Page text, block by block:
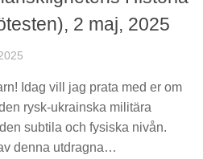
2 maj, 2025
Idag vill jag prata med er om
rysk-ukrainska militära
subtila och fysiska nivån.
denna utdragna…